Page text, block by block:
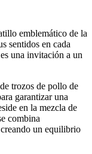
emblemático de la
sentidos en cada
una invitación a un
trozos de pollo de
garantizar una
en la mezcla de
combina
un equilibrio